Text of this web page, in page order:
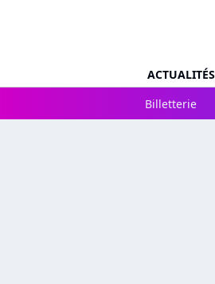
ACTUALITÉS
Billetterie